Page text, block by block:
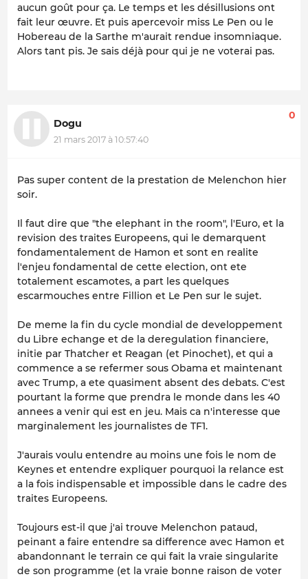
aucun goût pour ça. Le temps et les désillusions ont
fait leur œuvre. Et puis apercevoir miss Le Pen ou le
Hobereau de la Sarthe m'aurait rendue insomniaque.
Alors tant pis. Je sais déjà pour qui je ne voterai pas.
Dogu
21 mars 2017 à 10:57:40
0
Pas super content de la prestation de Melenchon hier
soir.
Il faut dire que "the elephant in the room", l'Euro, et la
revision des traites Europeens, qui le demarquent
fondamentalement de Hamon et sont en realite
l'enjeu fondamental de cette election, ont ete
totalement escamotes, a part les quelques
escarmouches entre Fillion et Le Pen sur le sujet.
De meme la fin du cycle mondial de developpement
du Libre echange et de la deregulation financiere,
initie par Thatcher et Reagan (et Pinochet), et qui a
commence a se refermer sous Obama et maintenant
avec Trump, a ete quasiment absent des debats. C'est
pourtant la forme que prendra le monde dans les 40
annees a venir qui est en jeu. Mais ca n'interesse que
marginalement les journalistes de TF1.
J'aurais voulu entendre au moins une fois le nom de
Keynes et entendre expliquer pourquoi la relance est
a la fois indispensable et impossible dans le cadre des
traites Europeens.
Toujours est-il que j'ai trouve Melenchon pataud,
peinant a faire entendre sa difference avec Hamon et
abandonnant le terrain ce qui fait la vraie singularite
de son programme (et la vraie bonne raison de voter